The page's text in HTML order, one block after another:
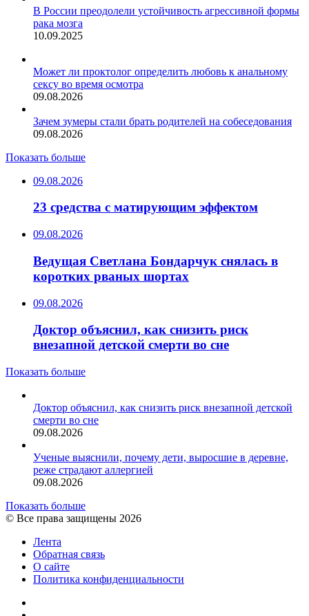
В России преодолели устойчивость агрессивной формы
рака мозга
10.09.2025
Может ли проктолог определить любовь к анальному
сексу во время осмотра
09.08.2026
Зачем зумеры стали брать родителей на собеседования
09.08.2026
Показать больше
09.08.2026
23 средства с матирующим эффектом
09.08.2026
Ведущая Светлана Бондарчук снялась в
коротких рваных шортах
09.08.2026
Доктор объяснил, как снизить риск
внезапной детской смерти во сне
Показать больше
Доктор объяснил, как снизить риск внезапной детской
смерти во сне
09.08.2026
Ученые выяснили, почему дети, выросшие в деревне,
реже страдают аллергией
09.08.2026
Показать больше
© Все права защищены 2026
Лента
Обратная связь
О сайте
Политика конфиденциальности